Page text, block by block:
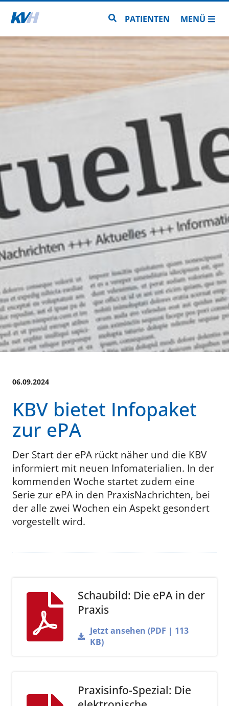
Zur Startseite Zur Seitensuche
PATIENTEN MENÜ
06.09.2024
KBV bietet Infopaket
zur ePA
Der Start der ePA rückt näher und die KBV
informiert mit neuen Infomaterialien. In der
kommenden Woche startet zudem eine
Serie zur ePA in den PraxisNachrichten, bei
der alle zwei Wochen ein Aspekt gesondert
vorgestellt wird.
Schaubild: Die ePA in der
Praxis
Jetzt ansehen (PDF | 113
KB)
Praxisinfo-Spezial: Die